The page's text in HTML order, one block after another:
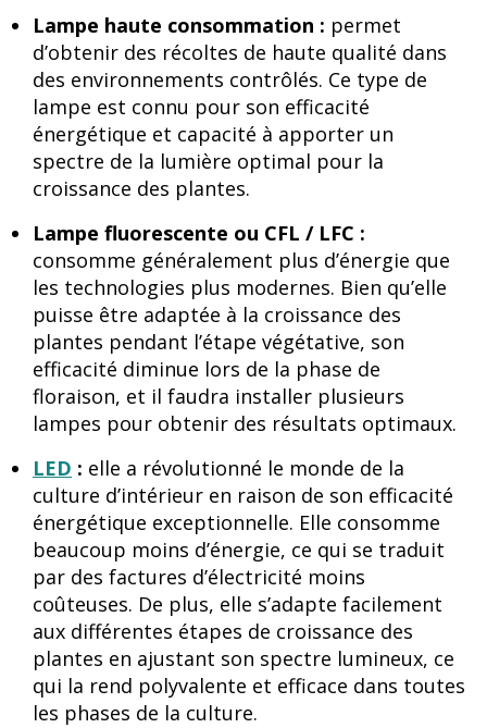
Lampe haute consommation : permet
d’obtenir des récoltes de haute qualité dans
des environnements contrôlés. Ce type de
lampe est connu pour son efficacité
énergétique et capacité à apporter un
spectre de la lumière optimal pour la
croissance des plantes.
Lampe fluorescente ou CFL / LFC :
consomme généralement plus d’énergie que
les technologies plus modernes. Bien qu’elle
puisse être adaptée à la croissance des
plantes pendant l’étape végétative, son
efficacité diminue lors de la phase de
floraison, et il faudra installer plusieurs
lampes pour obtenir des résultats optimaux.
LED : elle a révolutionné le monde de la
culture d’intérieur en raison de son efficacité
énergétique exceptionnelle. Elle consomme
beaucoup moins d’énergie, ce qui se traduit
par des factures d’électricité moins
coûteuses. De plus, elle s’adapte facilement
aux différentes étapes de croissance des
plantes en ajustant son spectre lumineux, ce
qui la rend polyvalente et efficace dans toutes
les phases de la culture.